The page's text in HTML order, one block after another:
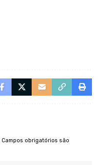
Campos obrigatórios são